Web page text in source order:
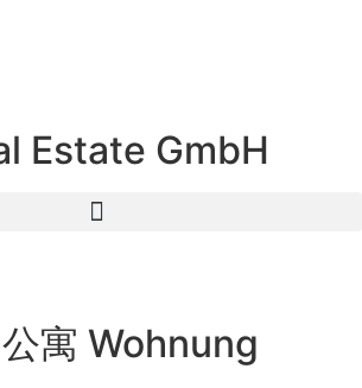
Estate GmbH
寓 Wohnung